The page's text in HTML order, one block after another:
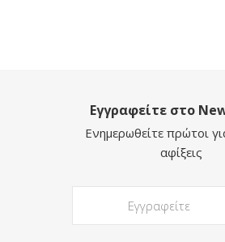
Εγγραφείτε στο
Ενημερωθείτε πρώτοι
αφίξεις